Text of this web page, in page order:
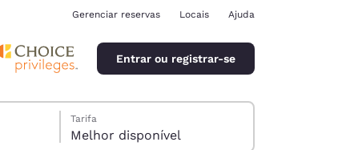
Gerenciar reservas Locais Ajuda
Entrar ou registrar-se
Tarifa
Melhor disponível